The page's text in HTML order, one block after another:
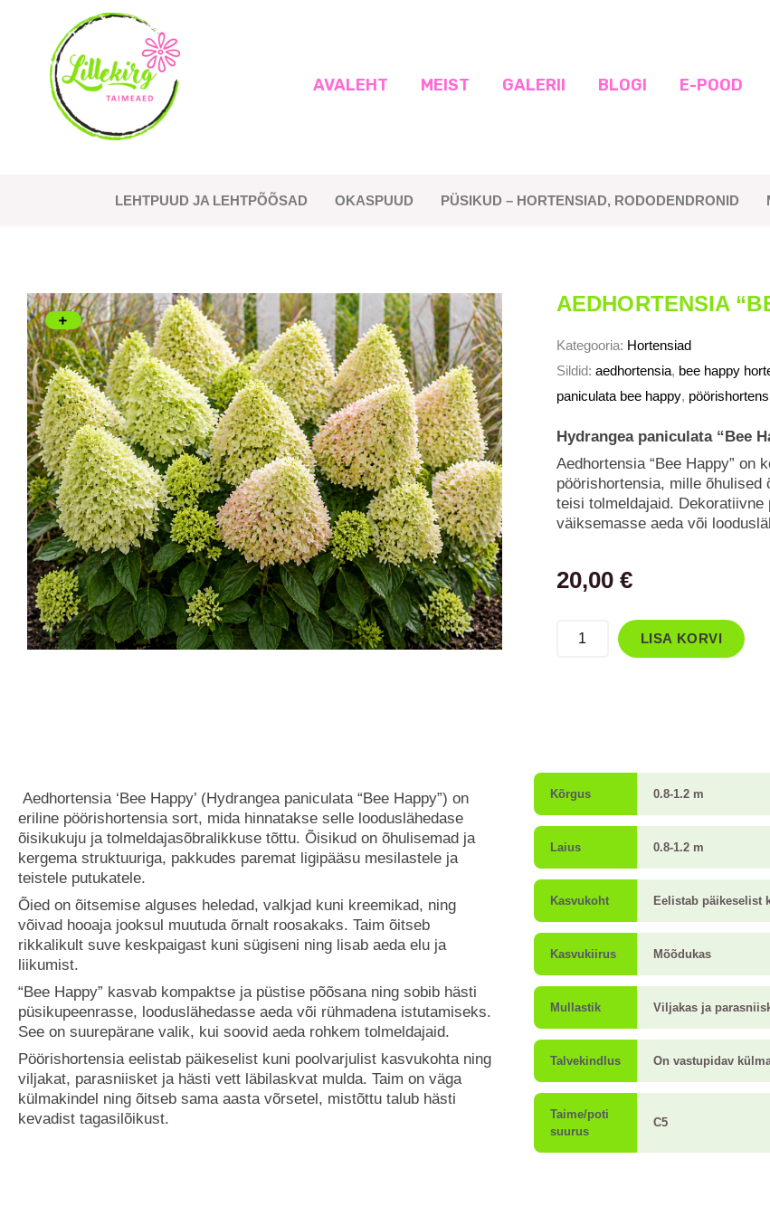
AVALEHT MEIST GALERII BLOGI E-POOD
LEHTPUUD JA LEHTPÕÕSAD OKASPUUD PÜSIKUD – HORTENSIAD, RODODENDRONID
AEDHORTENSIA
Kategooria: Hortensiad
Sildid: aedhortensia, bee happy
paniculata bee happy,
Hydrangea paniculata “Bee
Aedhortensia “Bee Happy” on
pöörishortensia, mille
teisi tolmeldajaid.
väiksemasse aeda või
20,00 €
AedhortensiaLISA KORVI
Aedhortensia ‘Bee Happy’ (Hydrangea paniculata “Bee Happy”) on
eriline pöörishortensia sort, mida hinnatakse selle looduslähedase
õisikukuju ja tolmeldajasõbralikkuse tõttu. Õisikud on õhulisemad ja
kergema struktuuriga, pakkudes paremat ligipääsu mesilastele ja
teistele putukatele.
Õied on õitsemise alguses heledad, valkjad kuni kreemikad, ning
võivad hooaja jooksul muutuda õrnalt roosakaks. Taim õitseb
rikkalikult suve keskpaigast kuni sügiseni ning lisab aeda elu ja
liikumist.
“Bee Happy” kasvab kompaktse ja püstise põõsana ning sobib hästi
püsikupeenrasse, looduslähedasse aeda või rühmadena istutamiseks.
See on suurepärane valik, kui soovid aeda rohkem tolmeldajaid.
Pöörishortensia eelistab päikeselist kuni poolvarjulist kasvukohta ning
viljakat, parasniisket ja hästi vett läbilaskvat mulda. Taim on väga
külmakindel ning õitseb sama aasta võrsetel, mistõttu talub hästi
kevadist tagasilõikust.
Kõrgus 0.8-1.2 m
Laius 0.8-1.2 m
Kasvukoht Eelistab päikeselist
Kasvukiirus Mõõdukas
Mullastik Viljakas ja
Talvekindlus On vastupidav
Taime/poti
suurus
C5